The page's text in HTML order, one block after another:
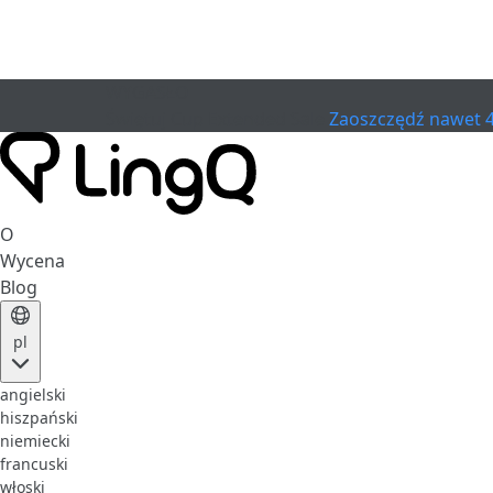
Zaoszczędź nawet
O
Wycena
Blog
pl
angielski
hiszpański
niemiecki
francuski
włoski